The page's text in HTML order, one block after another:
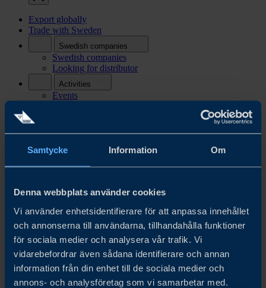
Samtycke Information Om
Denna webbplats använder cookies
Vi använder enhetsidentifierare för att anpassa innehållet
och annonserna till användarna, tillhandahålla funktioner
för sociala medier och analysera vår trafik. Vi
vidarebefordrar även sådana identifierare och annan
information från din enhet till de sociala medier och
annons- och analysföretag som vi samarbetar med.
Export globally
Trade with Sweden
Swedish companies
Swedish companies
Looking for distributor
Activities
Events
Contact
SV
SV
Start